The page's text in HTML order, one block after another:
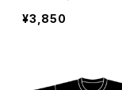
¥3,850